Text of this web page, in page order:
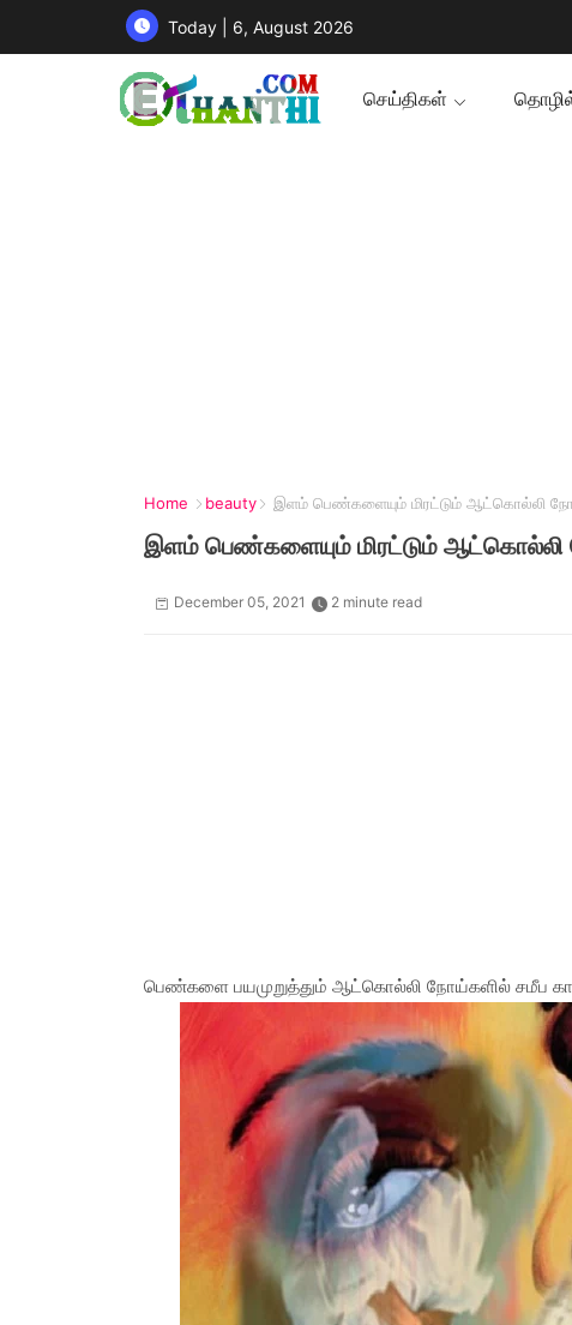
Today | 6, August 2026
செய்திகள்
Home beauty இளம் பெண்களையும் மிரட்டும் ஆட்கொல்லி
இளம் பெண்களையும் மிரட்டும் ஆட்கொல்லி
December 05, 2021 2 minute read
பெண்களை பயமுறுத்தும் ஆட்கொல்லி நோய்களில் சமீப